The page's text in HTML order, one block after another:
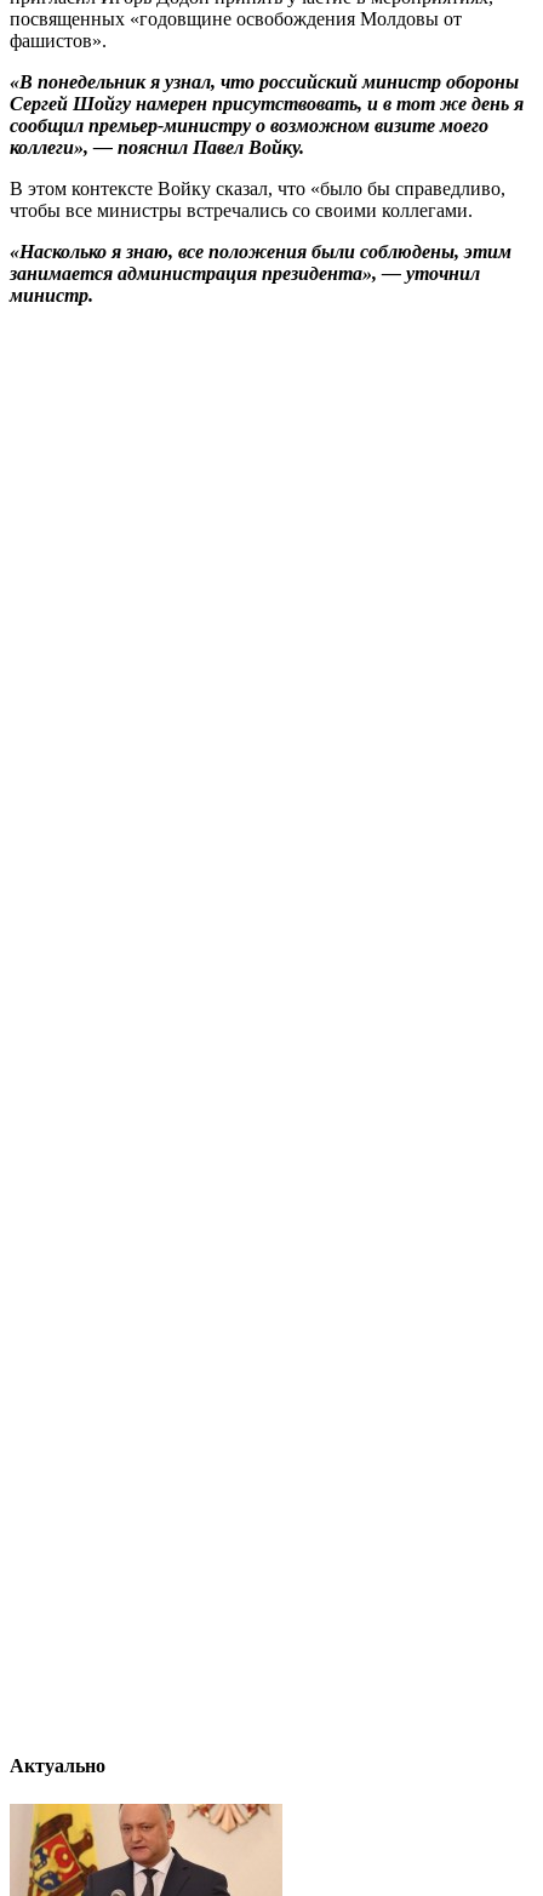
посвященных «годовщине освобождения Молдовы от
фашистов».
«В понедельник я узнал, что российский министр обороны
Сергей Шойгу намерен присутствовать, и в тот же день я
сообщил премьер-министру о возможном визите моего
коллеги», — пояснил Павел Войку.
В этом контексте Войку сказал, что «было бы справедливо,
чтобы все министры встречались со своими коллегами.
«Насколько я знаю, все положения были соблюдены, этим
занимается администрация президента», — уточнил
министр.
Актуально